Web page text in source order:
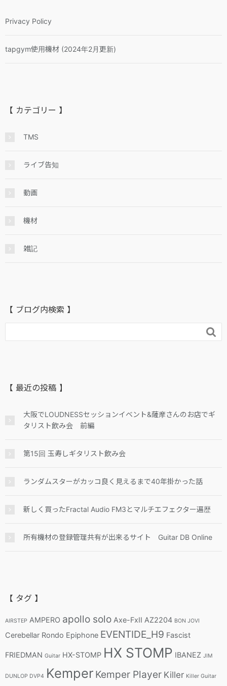
Privacy Policy
tapgym使用機材 (2024年2月更新)
【 カテゴリー 】
TMS
ライブ告知
動画
機材
雑記
【 ブログ内検索 】

【 最近の投稿 】
大阪でLOUDNESSセッションイベント&薩摩さんのお店でギ
タリスト飲み会 前編
第15回 玉寿しギタリスト飲み会
ランダムスターがカッコ良く見えるまで40年掛かった話
新しく買ったFractal Audio FM3とマルチエフェクター遍歴
所有機材の登録管理共有が出来るサイト Guitar DB Online
【 タグ 】
AIRSTEP AMPERO apollo solo Axe-FxII AZ2204 BON JOVI
Cerebellar Rondo Epiphone EVENTIDE_H9 Fascist
FRIEDMAN Guitar HX-STOMP HX STOMP IBANEZ JIM
DUNLOP DVP4 Kemper Kemper Player Killer Killer Guitar